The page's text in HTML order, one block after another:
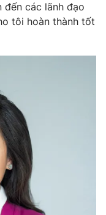
thao
sản
Việt
đến các lãnh đạo
tôi hoàn thành tốt